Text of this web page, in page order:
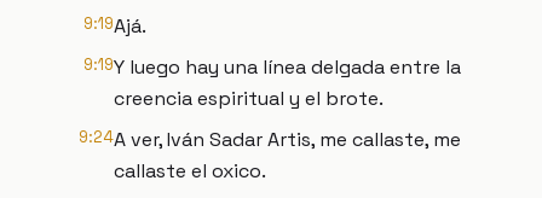
9:19Ajá.
9:19Y luego hay una línea delgada entre la
creencia espiritual y el brote.
9:24A ver, Iván Sadar Artis, me callaste, me
callaste el oxico.